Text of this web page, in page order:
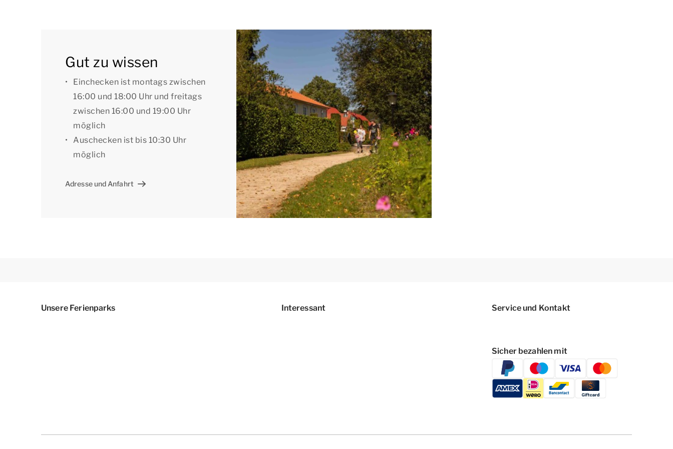
Hausnummer bevorzugen. Für die Vorzugsbuchung kann ein Aufpreis erhoben werden.
[i]Die Unterkünfte können anders eingeteilt und eingerichtet sein. Grundrisse und Abbildungen
Gut zu wissen
Einchecken ist montags zwischen
16:00 und 18:00 Uhr und freitags
zwischen 16:00 und 19:00 Uhr
möglich
Auschecken ist bis 10:30 Uhr
möglich
Adresse und Anfahrt
Unsere Ferienparks Interessant Service und Kontakt
Sicher bezahlen mit